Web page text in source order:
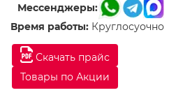
Скачать прайс
Товары по Акции
Мессенджеры:
Время работы: Круглосуочно